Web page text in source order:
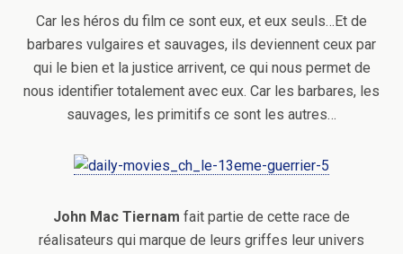
Car les héros du film ce sont eux, et eux seuls…Et de
barbares vulgaires et sauvages, ils deviennent ceux par
qui le bien et la justice arrivent, ce qui nous permet de
nous identifier totalement avec eux. Car les barbares, les
sauvages, les primitifs ce sont les autres…
John Mac Tiernam fait partie de cette race de
réalisateurs qui marque de leurs griffes leur univers